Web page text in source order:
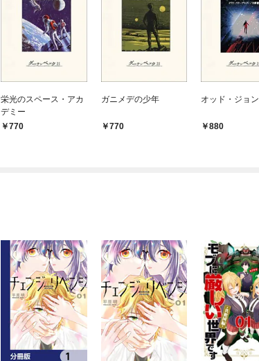
栄光のスペース・アカ
デミー
770
ガニメデの少年
770
オッド・ジョン
880